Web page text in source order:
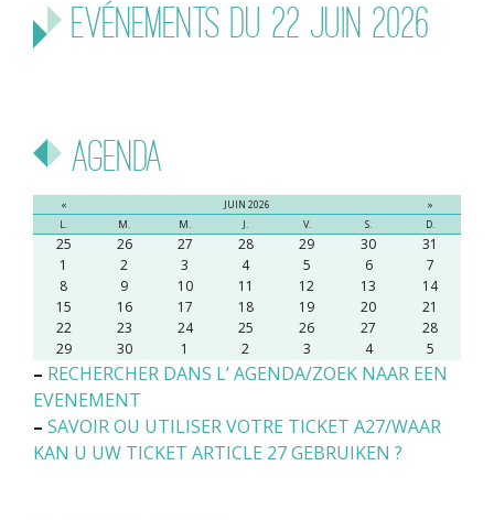
Evénements du 22 juin 2026
Agenda
« JUIN 2026
»
L.
M. M. J. V. S. D.
25 26 27 28 29 30
31
1
2 3 4 5 6
7
8
9 10 11 12 13
14
15
16 17 18 19 20
21
22
23 24 25 26 27
28
29
30 1 2 3 4 5
– RECHERCHER DANS L’ AGENDA/ZOEK NAAR EEN
EVENEMENT
– SAVOIR OU UTILISER VOTRE TICKET A27/WAAR
KAN U UW TICKET ARTICLE 27 GEBRUIKEN ?